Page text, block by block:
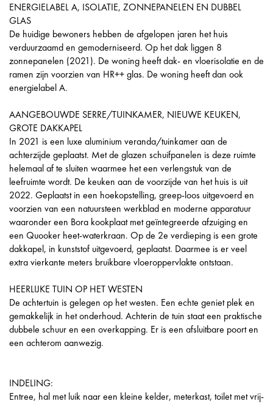
ENERGIELABEL A, ISOLATIE, ZONNEPANELEN EN DUBBEL
GLAS
De huidige bewoners hebben de afgelopen jaren het huis
verduurzaamd en gemoderniseerd. Op het dak liggen 8
zonnepanelen (2021). De woning heeft dak- en vloerisolatie en de
ramen zijn voorzien van HR++ glas. De woning heeft dan ook
energielabel A.
AANGEBOUWDE SERRE/TUINKAMER, NIEUWE KEUKEN,
GROTE DAKKAPEL
In 2021 is een luxe aluminium veranda/tuinkamer aan de
achterzijde geplaatst. Met de glazen schuifpanelen is deze ruimte
helemaal af te sluiten waarmee het een verlengstuk van de
leefruimte wordt. De keuken aan de voorzijde van het huis is uit
2022. Geplaatst in een hoekopstelling, greep-loos uitgevoerd en
voorzien van een natuursteen werkblad en moderne apparatuur
waaronder een Bora kookplaat met geïntegreerde afzuiging en
een Quooker heet-waterkraan. Op de 2e verdieping is een grote
dakkapel, in kunststof uitgevoerd, geplaatst. Daarmee is er veel
extra vierkante meters bruikbare vloeroppervlakte ontstaan.
HEERLIJKE TUIN OP HET WESTEN
De achtertuin is gelegen op het westen. Een echte geniet plek en
gemakkelijk in het onderhoud. Achterin de tuin staat een praktische
dubbele schuur en een overkapping. Er is een afsluitbare poort en
een achterom aanwezig.
INDELING:
Entree, hal met luik naar een kleine kelder, meterkast, toilet met vrij-